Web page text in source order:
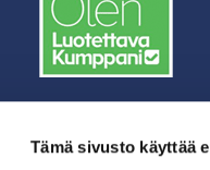
Tämä sivusto käyttää